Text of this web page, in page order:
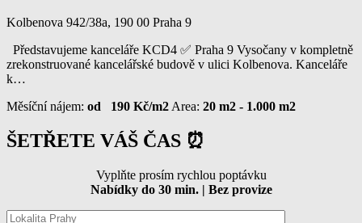
Kolbenova 942/38a, 190 00 Praha 9
Představujeme kanceláře KCD4 ✅ Praha 9 Vysočany v kompletně
zrekonstruované kancelářské budově v ulici Kolbenova. Kanceláře
k…
Měsíční nájem: od 190 Kč/m2 Area: 20 m2 - 1.000 m2
ŠETŘETE VÁŠ ČAS ⏰
Vyplňte prosím rychlou poptávku
Nabídky do 30 min. | Bez provize